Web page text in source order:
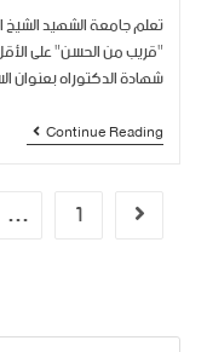
تعلم جامعة الشهيد الشيخ
"قريب من الحسن" على
شهادة الدكتوراه بعنوان السنة
Continue Reading
1
…